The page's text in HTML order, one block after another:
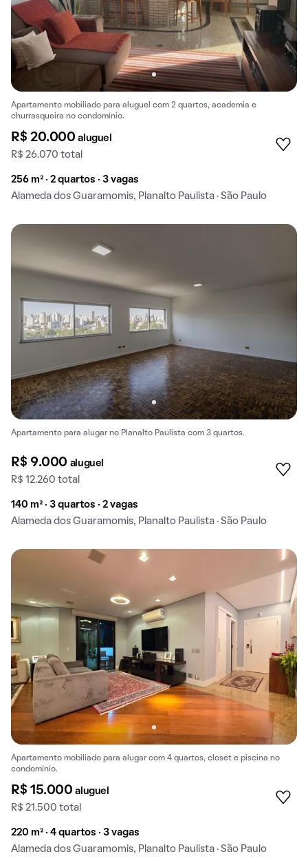
Apartamento mobiliado para aluguel com 2 quartos, academia e
churrasqueira no condomínio.
R$ 20.000aluguel
R$ 26.070 total
256 m² · 2 quartos · 3 vagas
Alameda dos Guaramomis, Planalto Paulista · São Paulo
Apartamento para alugar no Planalto Paulista com 3 quartos.
R$ 9.000 aluguel
R$ 12.260 total
140 m² · 3 quartos · 2 vagas
Alameda dos Guaramomis, Planalto Paulista · São Paulo
Apartamento mobiliado para alugar com 4 quartos, closet e piscina no
condomínio.
R$ 15.000aluguel
R$ 21.500 total
220 m² · 4 quartos · 3 vagas
Alameda dos Guaramomis, Planalto Paulista · São Paulo